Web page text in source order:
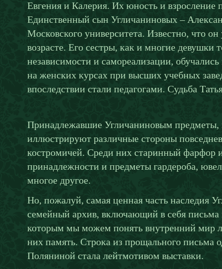
Евгения и Калерия. Их юность и взросление
Единственный сын Угличаниновых –
Московского университета. Известно, что
возрасте. Его сестры, как и многие девушки
независимости и самореализации,
на женских курсах при высших учебных
впоследствии стали педагогами. Судьба
Принадлежавшие Угличаниновым предметы,
иллюстрируют различные стороны
костромичей. Среди них старинный фарфор
принадлежности и предметы гардероба,
многое другое.
Но, пожалуй, самая ценная часть наследия
семейный архив, включающий в себя письма
которым мы можем понять внутренний мир
них память. Строка из прощального письма
Поляниной стала лейтмотивом выставки.